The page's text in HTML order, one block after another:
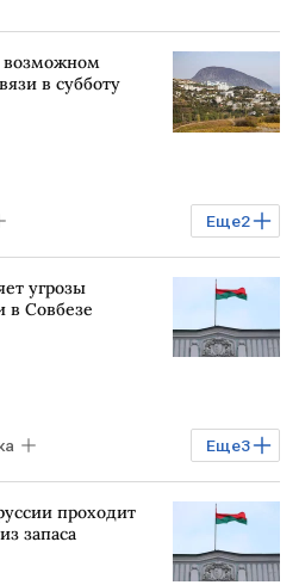
в субботу
Еще2
Аксенов
угрозы
в Совбезе
Еще3
Совбез
проходит
запаса